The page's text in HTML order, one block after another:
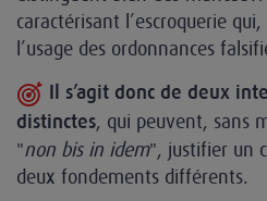
caractérisant l’escroquerie
l’usage des ordonnances
Il s’agit donc de deux
distinctes, qui peuvent, sans
"non bis in idem", justifier un
deux fondements différents.